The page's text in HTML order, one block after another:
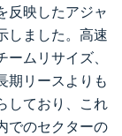
反映したアジャ
しました。高速
ムリサイズ、
期リースよりも
しており、これ
でのセクターの